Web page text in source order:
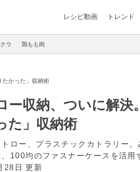
レシピ動画 トレンド
ラ 鶏もも肉
たかった」収納術
ー収納、ついに解決
た」収納術
ロー、プラスチックカトラリー
100均のファスナーケースを活用
28日 更新